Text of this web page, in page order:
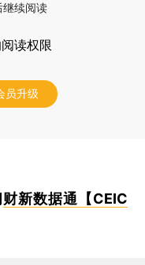
继续阅读
读权限
员升级
财新数据通【CEIC